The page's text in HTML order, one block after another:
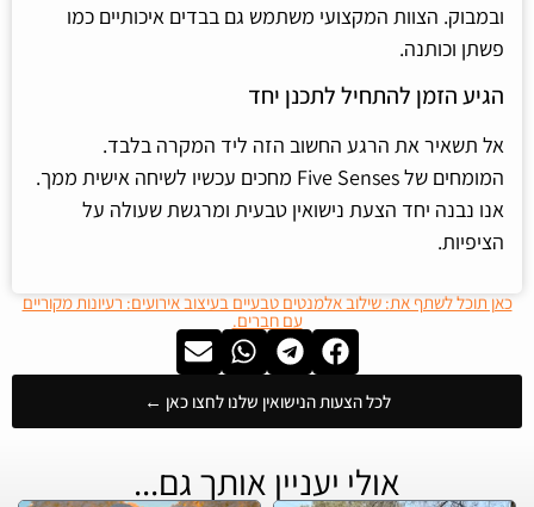
ובמבוק. הצוות המקצועי משתמש גם בבדים איכותיים כמו
פשתן וכותנה.
הגיע הזמן להתחיל לתכנן יחד
אל תשאיר את הרגע החשוב הזה ליד המקרה בלבד.
המומחים של Five Senses מחכים עכשיו לשיחה אישית ממך.
אנו נבנה יחד הצעת נישואין טבעית ומרגשת שעולה על
הציפיות.
כאן תוכל לשתף את: שילוב אלמנטים טבעיים בעיצוב אירועים: רעיונות מקוריים
עם חברים.
לכל הצעות הנישואין שלנו לחצו כאן ←
אולי יעניין אותך גם...